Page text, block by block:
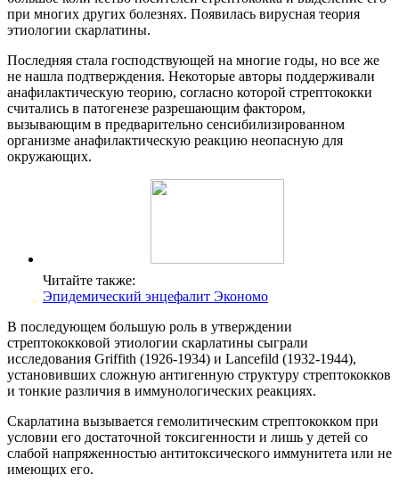
при многих других болезнях. Появилась вирусная теория
этиологии скарлатины.
Последняя стала господствующей на многие годы, но все же
не нашла подтверждения. Некоторые авторы поддерживали
анафилактическую теорию, согласно которой стрептококки
считались в патогенезе разрешающим фактором,
вызывающим в предварительно сенсибилизированном
организме анафилактическую реакцию неопасную для
окружающих.
Читайте также:
Эпидемический энцефалит Экономо
В последующем большую роль в утверждении
стрептококковой этиологии скарлатины сыграли
исследования Griffith (1926-1934) и Lancefild (1932-1944),
установивших сложную антигенную структуру стрептококков
и тонкие различия в иммунологических реакциях.
Скарлатина вызывается гемолитическим стрептококком при
условии его достаточной токсигенности и лишь у детей со
слабой напряженностью антитоксического иммунитета или не
имеющих его.